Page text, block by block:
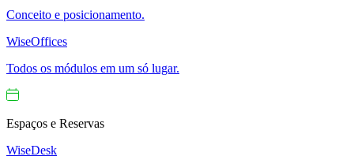
Conceito e posicionamento.
WiseOffices
Todos os módulos em um só lugar.
Espaços e Reservas
WiseDesk